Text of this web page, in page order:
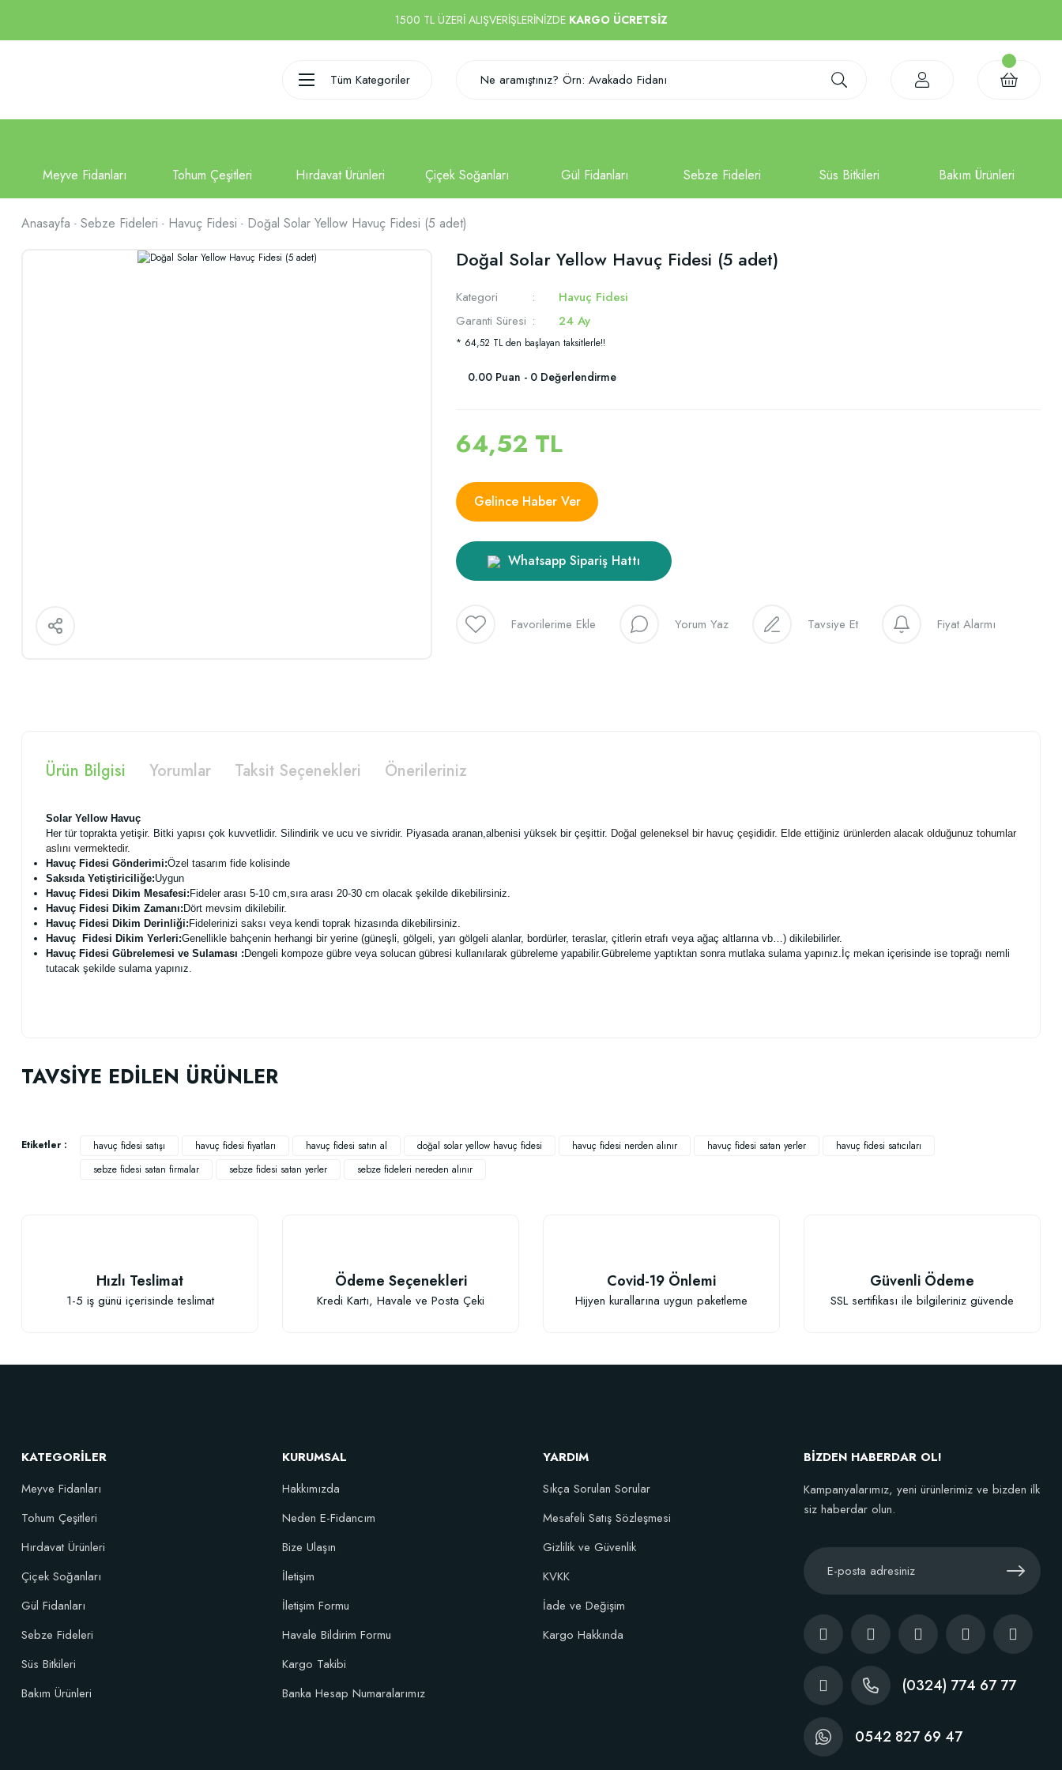
1500 TL ÜZERİ ALIŞVERİŞLERİNİZDE KARGO ÜCRETSİZ
Tüm Kategoriler
Anasayfa Sebze Fideleri Havuç Fidesi Doğal Solar Yellow Havuç Fidesi (5 adet)
Doğal Solar Yellow Havuç Fidesi (5 adet)
Kategori
Havuç Fidesi
Garanti Süresi
24 Ay
* 64,52 TL den başlayan taksitlerle!!
0.00 Puan - 0 Değerlendirme
64,52 TL
Gelince Haber Ver
Whatsapp Sipariş Hattı
Yorum Yaz Tavsiye Et Fiyat Alarmı
Ürün Bilgisi Yorumlar Taksit Seçenekleri Önerileriniz
Solar Yellow Havuç
Her tür toprakta yetişir. Bitki yapısı çok kuvvetlidir. Silindirik ve ucu ve sivridir. Piyasada aranan,albenisi yüksek bir çeşittir. Doğal geleneksel bir havuç çeşididir. Elde ettiğiniz ürünlerden alacak olduğunuz tohumlar
aslını vermektedir.
Havuç Fidesi Gönderimi:Özel tasarım fide kolisinde
Saksıda Yetiştiriciliğe:Uygun
Havuç Fidesi Dikim Mesafesi: Fideler arası 5-10 cm,sıra arası 20-30 cm olacak şekilde dikebilirsiniz.
Havuç Fidesi Dikim Zamanı: Dört mevsim dikilebilir.
Havuç Fidesi Dikim Derinliği: Fidelerinizi saksı veya kendi toprak hizasında dikebilirsiniz.
Havuç Fidesi Dikim Yerleri:Genellikle bahçenin herhangi bir yerine (güneşli, gölgeli, yarı gölgeli alanlar, bordürler, teraslar, çitlerin etrafı veya ağaç altlarına vb…) dikilebilirler.
Havuç Fidesi Gübrelemesi ve Sulaması : Dengeli kompoze gübre veya solucan gübresi kullanılarak gübreleme yapabilir.Gübreleme yaptıktan sonra mutlaka sulama yapınız.İç mekan içerisinde ise toprağı nemli
tutacak şekilde sulama yapınız.
Ürün bilgilerinde hatalar bulunuyor.
Ürün fiyatı diğer sitelerden daha pahalı.
TAVSİYE EDİLEN ÜRÜNLER
Stokta Yok
Stokta Yok
Etiketler : havuç fidesi satışı havuç fidesi fiyatları havuç fidesi satın al doğal solar yellow havuç fidesi havuç fidesi nerden alınır havuç fidesi satan yerler
havuç fidesi satıcıları
sebze fidesi satan firmalar
sebze fidesi satan yerler sebze fideleri nereden alınır
Hızlı Teslimat
1-5 iş günü içerisinde teslimat
Ödeme Seçenekleri
Kredi Kartı, Havale ve Posta Çeki
Covid-19 Önlemi
Hijyen kurallarına uygun paketleme
Güvenli Ödeme
SSL sertifikası ile bilgileriniz güvende
KATEGORİLER
Meyve Fidanları
Tohum Çeşitleri
Hırdavat Ürünleri
Çiçek Soğanları
Gül Fidanları
Sebze Fideleri
Süs Bitkileri
Bakım Ürünleri
KURUMSAL
Hakkımızda
Neden E-Fidancım
Bize Ulaşın
İletişim
İletişim Formu
Havale Bildirim Formu
Kargo Takibi
Banka Hesap Numaralarımız
YARDIM
Sıkça Sorulan Sorular
Mesafeli Satış Sözleşmesi
Gizlilik ve Güvenlik
KVKK
İade ve Değişim
Kargo Hakkında
BİZDEN HABERDAR OL!
Kampanyalarımız, yeni ürünlerimiz ve bizden ilk
siz haberdar olun.
(0324) 774 67 77
0542 827 69 47